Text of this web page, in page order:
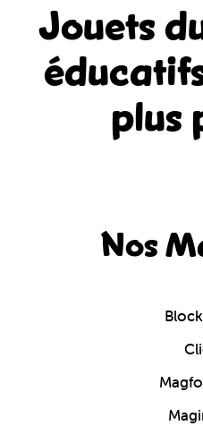
Jouets
plus
Nos